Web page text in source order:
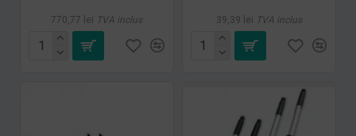
770,77 lei TVA inclus 39,39 lei TVA inclus